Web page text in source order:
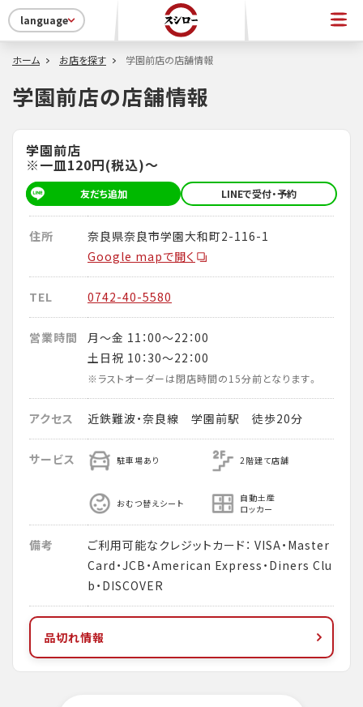
language
ホーム お店を探す 学園前店の店舗情報
学園前店の店舗情報
学園前店
※一皿120円(税込)～
友だち追加 LINEで受付・予約
住所
奈良県奈良市学園大和町2-116-1
Google mapで開く
TEL 0742-40-5580
営業時間
月～金 11：00～22：00
土日祝 10：30～22：00
※ラストオーダーは閉店時間の15分前となります。
アクセス 近鉄難波・奈良線 学園前駅 徒歩20分
サービス 駐車場あり 2階建て店舗
おむつ替えシート
自動土産
ロッカー
備考
ご利用可能なクレジットカード： VISA・Master
Card・JCB・American Express・Diners Clu
b・DISCOVER
品切れ情報